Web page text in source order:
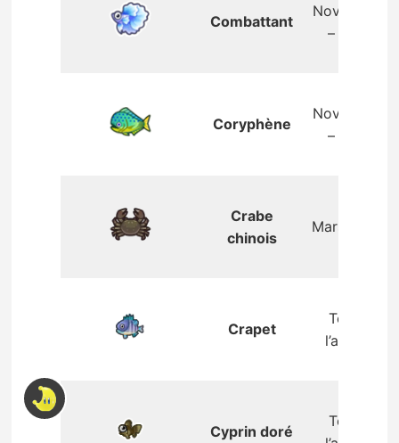
Combattant
Novembre
– avril
Coryphène
Novembre
– avril
Crabe
chinois
Mars – mai
Crapet
Toute
l’année
Cyprin doré
Toute